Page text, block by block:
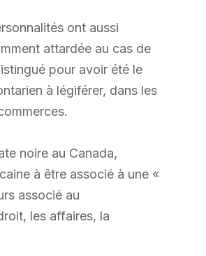
ont aussi
attardée au cas de
pour avoir été le
à légiférer, dans les
noire au Canada,
à être associé à une «
associé au
les affaires, la